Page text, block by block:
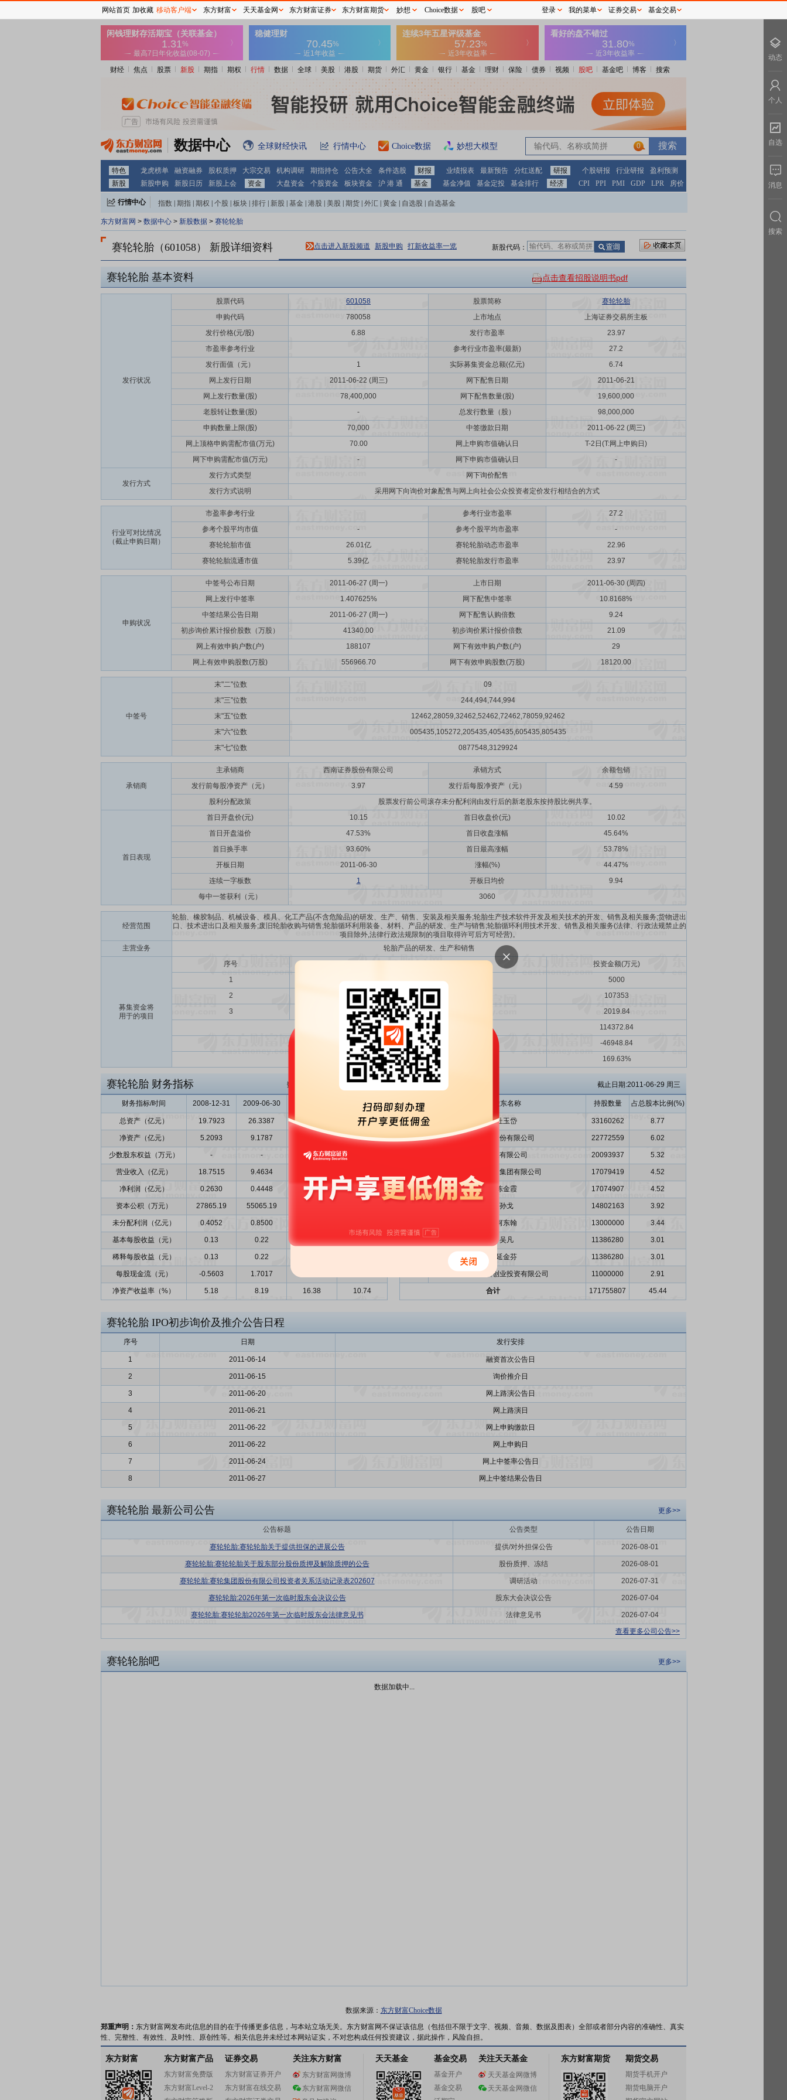
财经 焦点 股票 新股 期指 期权 行情 数据 全球 美股 港股 期货 外汇 黄金 银行 基金 理财 保险 债券 视频 股吧 基金吧 博客 搜索
数据中心 全球财经快讯 行情中心 Choice数据 妙想大模型 0
特色 龙虎榜单 融资融券 股权质押 大宗交易 机构调研 期指持仓 公告大全 条件选股 财报 业绩报表 最新预告 分红送配 研报 个股研报 行业研报
盈利预测
新股
新股申购 新股日历 新股上会 资金 大盘资金 个股资金 板块资金 沪 港 通 基金 基金净值 基金定投 基金排行 经济 CPI PPI PMI GDP LPR 房价
行情中心 指数 期指 期权 个股 板块 排行 新股 基金 港股 美股 期货 外汇 黄金 自选股 自选基金
东方财富网 > 数据中心 > 新股数据 > 赛轮轮胎
赛轮轮胎（601058） 新股详细资料 新股代码：
点击进入新股频道 新股申购 打新收益率一览
赛轮轮胎 基本资料 点击查看招股说明书pdf
发行状况
股票代码 601058 股票简称
赛轮轮胎
申购代码
780058 上市地点
上海证券交易所主板
发行价格(元/股)
6.88 发行市盈率
23.97
市盈率参考行业
参考行业市盈率(最新)
27.2
发行面值（元）
1 实际募集资金总额(亿元)
6.74
网上发行日期
2011-06-22 (周三) 网下配售日期
2011-06-21
网上发行数量(股)
78,400,000 网下配售数量(股)
19,600,000
老股转让数量(股)
- 总发行数量（股）
98,000,000
申购数量上限(股)
70,000 中签缴款日期
2011-06-22 (周三)
网上顶格申购需配市值(万元)
70.00 网上申购市值确认日
T-2日(T:网上申购日)
网下申购需配市值(万元)
- 网下申购市值确认日 -
发行方式
发行方式类型
网下询价配售
发行方式说明
采用网下向询价对象配售与网上向社会公众投资者定价发行相结合的方式
行业可对比情况
（截止申购日期）
市盈率参考行业 参考行业市盈率
27.2
参考个股平均市值
- 参考个股平均市盈率
-
赛轮轮胎市值
26.01亿 赛轮轮胎动态市盈率
22.96
赛轮轮胎流通市值
5.39亿 赛轮轮胎发行市盈率 23.97
申购状况
中签号公布日期 2011-06-27 (周一) 上市日期
2011-06-30 (周四)
网上发行中签率
1.407625% 网下配售中签率
10.8168%
中签结果公告日期
2011-06-27 (周一) 网下配售认购倍数
9.24
初步询价累计报价股数（万股）
41340.00 初步询价累计报价倍数
21.09
网上有效申购户数(户)
188107 网下有效申购户数(户)
29
网上有效申购股数(万股)
556966.70 网下有效申购股数(万股) 18120.00
中签号
末"二"位数
09
末"三"位数
244,494,744,994
末"五"位数
12462,28059,32462,52462,72462,78059,92462
末"六"位数
005435,105272,205435,405435,605435,805435
末"七"位数
0877548,3129924
承销商
主承销商 西南证券股份有限公司 承销方式
余额包销
发行前每股净资产（元）
3.97 发行后每股净资产（元）
4.59
股利分配政策
股票发行前公司滚存未分配利润由发行后的新老股东按持股比例共享。
首日表现
首日开盘价(元) 10.15 首日收盘价(元)
10.02
首日开盘溢价
47.53% 首日收盘涨幅
45.64%
首日换手率
93.60% 首日最高涨幅
53.78%
开板日期
2011-06-30 涨幅(%)
44.47%
连续一字板数
1 开板日均价
9.94
每中一签获利（元）
3060
经营范围
轮胎、橡胶制品、机械设备、模具、化工产品(不含危险品)的研发、生产、销售、安装及相关服务;轮胎生产技术软件开发及相关技术的开发、销售及相关服务;货物进出
口、技术进出口及相关服务;废旧轮胎收购与销售;轮胎循环利用装备、材料、产品的研发、生产与销售;轮胎循环利用技术开发、销售及相关服务(法律、行政法规禁止的
项目除外,法律行政法规限制的项目取得许可后方可经营)。
主营业务
轮胎产品的研发、生产和销售
募集资金将
用于的项目
序号
投资金额(万元)
1
技术研发中心项目
5000
2
年产1,000 万条半钢子午胎项目
107353
3
以超募资金永久补充流动资金
2019.84
投资金额总计
114372.84
超额募集资金（实际募集资金-投资金额总计）
-46948.84
投资金额总计与实际募集资金总额比
169.63%
赛轮轮胎 财务指标 数据来源: 招股意向书、申报稿
财务指标/时间 2008-12-31 2009-06-30 2010-12-31
总资产（亿元） 19.7923 26.3387 29.8032 39.4650
净资产（亿元） 5.2093 9.1787 9.9777 11.1103
少数股东权益（万元） - - -
营业收入（亿元） 18.7515 9.4634
净利润（亿元） 0.2630 0.4448 1.2438 1.1326
资本公积（万元） 27865.19 55065.19
未分配利润（亿元） 0.4052 0.8500
基本每股收益（元） 0.13 0.22 0.52 0.4
稀释每股收益（元） 0.13 0.22
每股现金流（元） -0.5603 1.7017
净资产收益率（%） 5.18 8.19 16.38 10.74
赛轮轮胎 截止日期:2011-06-29 周三
序号 股东名称 持股数量 占总股本比例(%)
1 杜玉岱 33160262 8.77
2 软控股份有限公司 22772559 6.02
三橡有限公司 20093937 5.32
青岛雁山集团有限公司 17079419 4.52
5 陈金霞 17074907 4.52
孙戈 14802163 3.92
何东翰 13000000 3.44
8 吴凡 11386280 3.01
延金芬 11386280 3.01
苏州新麟创业投资有限公司 11000000 2.91
合计 171755807 45.44
赛轮轮胎 IPO初步询价及推介公告日程
序号 日期 发行安排
1 2011-06-14 融资首次公告日
2 2011-06-15 询价推介日
3 2011-06-20 网上路演公告日
4 2011-06-21 网上路演日
5 2011-06-22 网上申购缴款日
6 2011-06-22 网上申购日
7 2011-06-24 网上中签率公告日
8 2011-06-27 网上中签结果公告日
赛轮轮胎 最新公司公告 更多>>
公告标题 公告类型 公告日期
赛轮轮胎:赛轮轮胎关于提供担保的进展公告 提供/对外担保公告 2026-08-01
赛轮轮胎:赛轮轮胎关于股东部分股份质押及解除质押的公告 股份质押、冻结 2026-08-01
赛轮轮胎:赛轮集团股份有限公司投资者关系活动记录表202607 调研活动 2026-07-31
赛轮轮胎:2026年第一次临时股东会决议公告 股东大会决议公告 2026-07-04
赛轮轮胎:赛轮轮胎2026年第一次临时股东会法律意见书 法律意见书
2026-07-04
查看更多公司公告>>
赛轮轮胎吧 更多>>
数据来源： 东方财富Choice数据
郑重声明： 东方财富网发布此信息的目的在于传播更多信息，与本站立场无关。东方财富网不保证该信息（包括但不限于文字、视频、音频、数据及图表）全部或者部分内容的准确性、真实
性、完整性、有效性、及时性、原创性等。相关信息并未经过本网站证实，不对您构成任何投资建议，据此操作，风险自担。
东方财富 东方财富产品
东方财富免费版
东方财富Level-2
证券交易
东方财富证券开户
东方财富在线交易
关注东方财富
东方财富网微博
东方财富网微信
天天基金 基金交易
基金开户
基金交易
关注天天基金
天天基金网微博
天天基金网微信
东方财富期货 期货交易
期货手机开户
期货电脑开户
网站首页 加收藏 移动客户端 东方财富 天天基金网 东方财富证券 东方财富期货 妙想 Choice数据 股吧 登录 我的菜单 证券交易 基金交易
动态
个人
自选
消息
搜索